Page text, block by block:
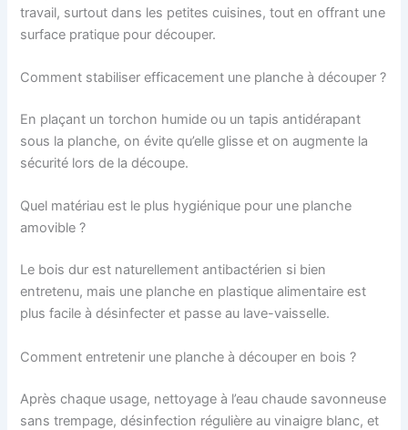
travail, surtout dans les petites cuisines, tout en offrant une
surface pratique pour découper.
Comment stabiliser efficacement une planche à découper ?
En plaçant un torchon humide ou un tapis antidérapant
sous la planche, on évite qu’elle glisse et on augmente la
sécurité lors de la découpe.
Quel matériau est le plus hygiénique pour une planche
amovible ?
Le bois dur est naturellement antibactérien si bien
entretenu, mais une planche en plastique alimentaire est
plus facile à désinfecter et passe au lave-vaisselle.
Comment entretenir une planche à découper en bois ?
Après chaque usage, nettoyage à l’eau chaude savonneuse
sans trempage, désinfection régulière au vinaigre blanc, et